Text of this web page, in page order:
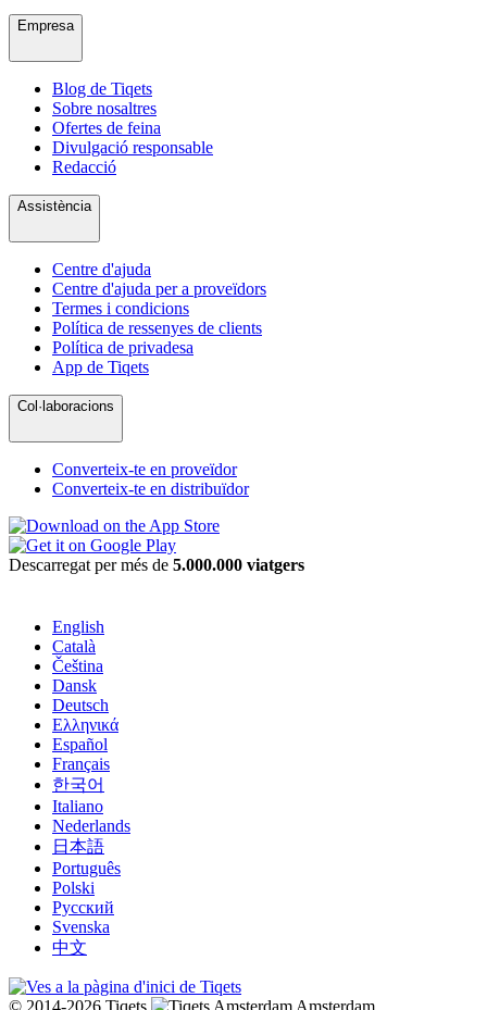
Empresa
Blog de Tiqets
Sobre nosaltres
Ofertes de feina
Divulgació responsable
Redacció
Assistència
Centre d'ajuda
Centre d'ajuda per a proveïdors
Termes i condicions
Política de ressenyes de clients
Política de privadesa
App de Tiqets
Col·laboracions
Converteix-te en proveïdor
Converteix-te en distribuïdor
Descarregat per més de 5.000.000 viatgers
English
Català
Čeština
Dansk
Deutsch
Ελληνικά
Español
Français
한국어
Italiano
Nederlands
日本語
Português
Polski
Русский
Svenska
中文